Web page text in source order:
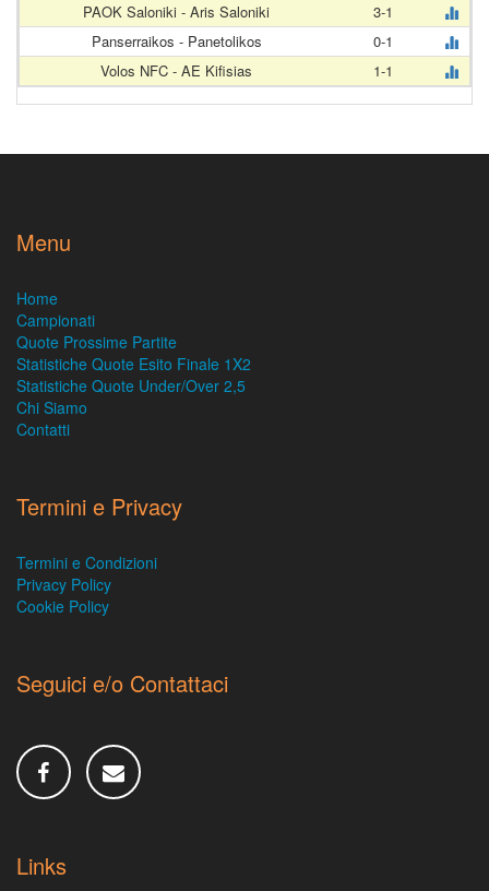
PAOK Saloniki - Aris Saloniki
3-1
Panserraikos - Panetolikos
0-1
Volos NFC - AE Kifisias
1-1
Menu
Home
Campionati
Quote Prossime Partite
Statistiche Quote Esito Finale 1X2
Statistiche Quote Under/Over 2,5
Chi Siamo
Contatti
Termini e Privacy
Termini e Condizioni
Privacy Policy
Cookie Policy
Seguici e/o Contattaci
Links